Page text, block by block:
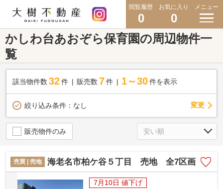
閲覧履歴
0
お気に入り
0
メニュー
かしわ台あおぞら保育園の周辺物件一
覧
該当物件数 32件 販売数 7 件 1～30 件を表示
絞り込み条件： なし 変更
販売物件のみ
売買 | 売地 海老名市柏ケ谷５丁目 売地 全7区画
7月10日 値下げ